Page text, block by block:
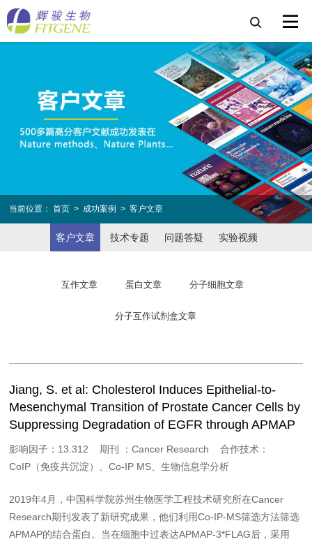
当前位置： 首页 > 成功案例 > 客户文章
客户文章 技术专题 问题答疑 实验视频
互作文章 蛋白文章 分子细胞文章
分子互作试剂盒文章
Jiang, S. et al: Cholesterol Induces Epithelial-to-
Mesenchymal Transition of Prostate Cancer Cells by
Suppressing Degradation of EGFR through APMAP
影响因子：13.312 期刊 ：Cancer Research 合作技术：
CoIP（免疫共沉淀）、Co-IP MS、生物信息学分析
2019年4月，中国科学院苏州生物医学工程技术研究所在Cancer
Research期刊发表了新研究成果，他们利用Co-IP-MS筛选方法筛选
APMAP的结合蛋白。当在细胞中过表达APMAP-3*FLAG后，采用